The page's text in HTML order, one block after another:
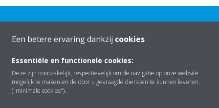
Over Daikin
Een betere ervaring dankzij cookies
Essentiële en functionele cookies:
Deze zijn noodzakelijk, respectievelijk om de navigatie op onze website
mogelijk te maken en de door u gevraagde diensten te kunnen leveren
("minimale cookies").